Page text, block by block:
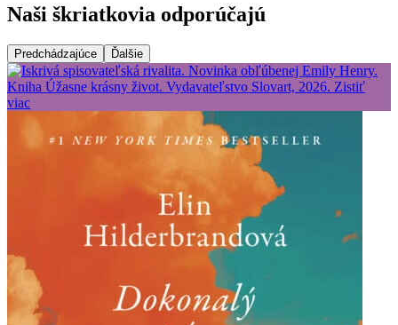
Naši škriatkovia odporúčajú
Predchádzajúce Ďalšie